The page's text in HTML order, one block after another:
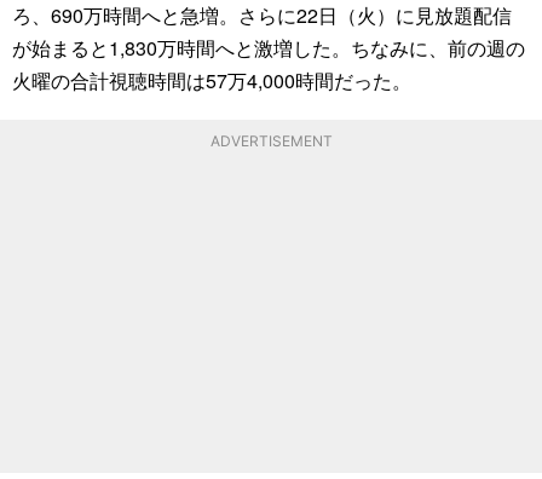
ろ、690万時間へと急増。さらに22日（火）に見放題配信
が始まると1,830万時間へと激増した。ちなみに、前の週の
火曜の合計視聴時間は57万4,000時間だった。
ADVERTISEMENT